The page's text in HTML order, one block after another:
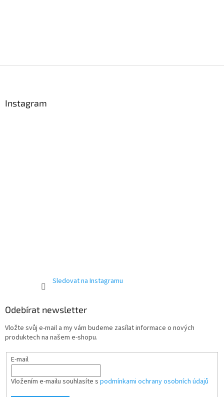
Instagram
Sledovat na Instagramu
Odebírat newsletter
Vložte svůj e-mail a my vám budeme zasílat informace o nových
produktech na našem e-shopu.
E-mail
Vložením e-mailu souhlasíte s podmínkami ochrany osobních údajů